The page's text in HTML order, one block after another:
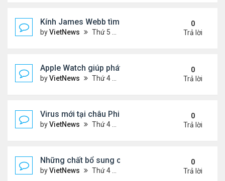
Kính James Webb tìm thấy thiên hà cổ xưa nhất
byVietNews Thứ 5 Tháng 7 21, 2022 11:05 am
0
Trả lời
Apple Watch giúp phát hiện khối u
byVietNews Thứ 4 Tháng 7 20, 2022 5:02 pm
0
Trả lời
Virus mới tại châu Phi nguy hiểm thế nào
byVietNews Thứ 4 Tháng 7 20, 2022 3:18 pm
0
Trả lời
Những chất bổ sung có thể giúp giảm huyết áp
byVietNews Thứ 4 Tháng 7 20, 2022 11:29 am
0
Trả lời